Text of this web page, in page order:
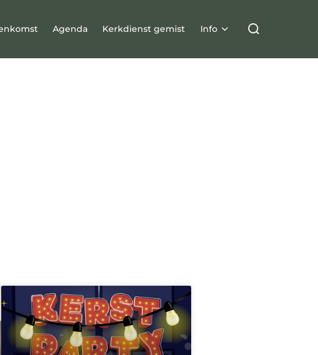
Agenda Kerkdienst gemist Info